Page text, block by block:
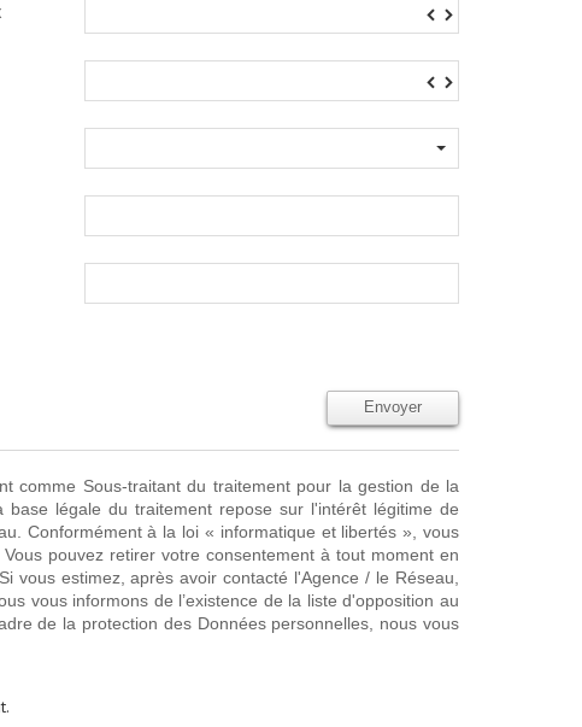
▼
▼
Envoyer
comme Sous-traitant du traitement pour la gestion de la
légale du traitement repose sur l'intérêt légitime de
Conformément à la loi « informatique et libertés », vous
pouvez retirer votre consentement à tout moment en
vous estimez, après avoir contacté l'Agence / le Réseau,
vous informons de l’existence de la liste d'opposition au
de la protection des Données personnelles, nous vous